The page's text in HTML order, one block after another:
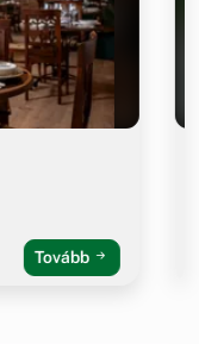
Tovább